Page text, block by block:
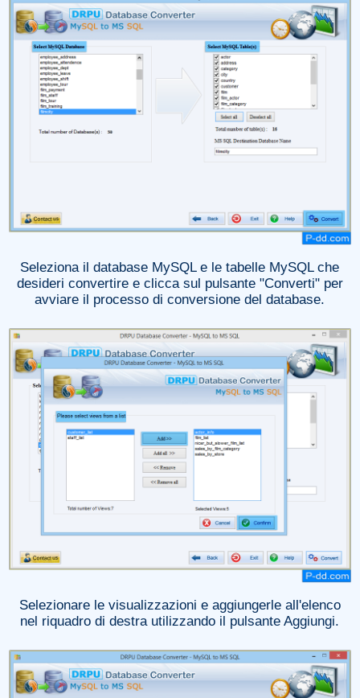
Seleziona il database MySQL e le tabelle MySQL che
desideri convertire e clicca sul pulsante "Converti" per
avviare il processo di conversione del database.
Selezionare le visualizzazioni e aggiungerle all'elenco
nel riquadro di destra utilizzando il pulsante Aggiungi.